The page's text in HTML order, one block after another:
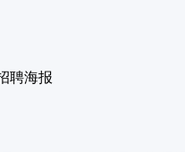
聘海报